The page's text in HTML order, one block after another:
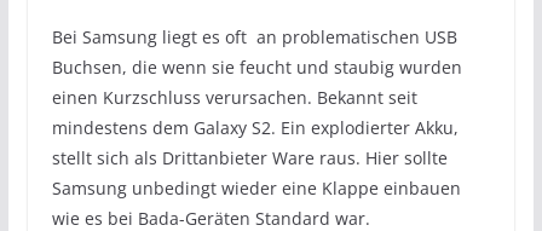
Bei Samsung liegt es oft an problematischen USB
Buchsen, die wenn sie feucht und staubig wurden
einen Kurzschluss verursachen. Bekannt seit
mindestens dem Galaxy S2. Ein explodierter Akku,
stellt sich als Drittanbieter Ware raus. Hier sollte
Samsung unbedingt wieder eine Klappe einbauen
wie es bei Bada-Geräten Standard war.